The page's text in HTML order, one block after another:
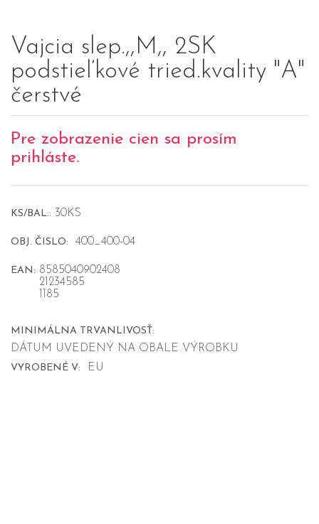
Vajcia slep.,,M,, 2SK
podstieľkové tried.kvality "A"
čerstvé
Pre zobrazenie cien sa prosím
prihláste.
KS/BAL.: 30KS
OBJ. ČISLO: 400_400-04
EAN: 8585040902408
21234585
1185
MINIMÁLNA TRVANLIVOSŤ:
DÁTUM UVEDENÝ NA OBALE VÝROBKU
VYROBENÉ V: EU